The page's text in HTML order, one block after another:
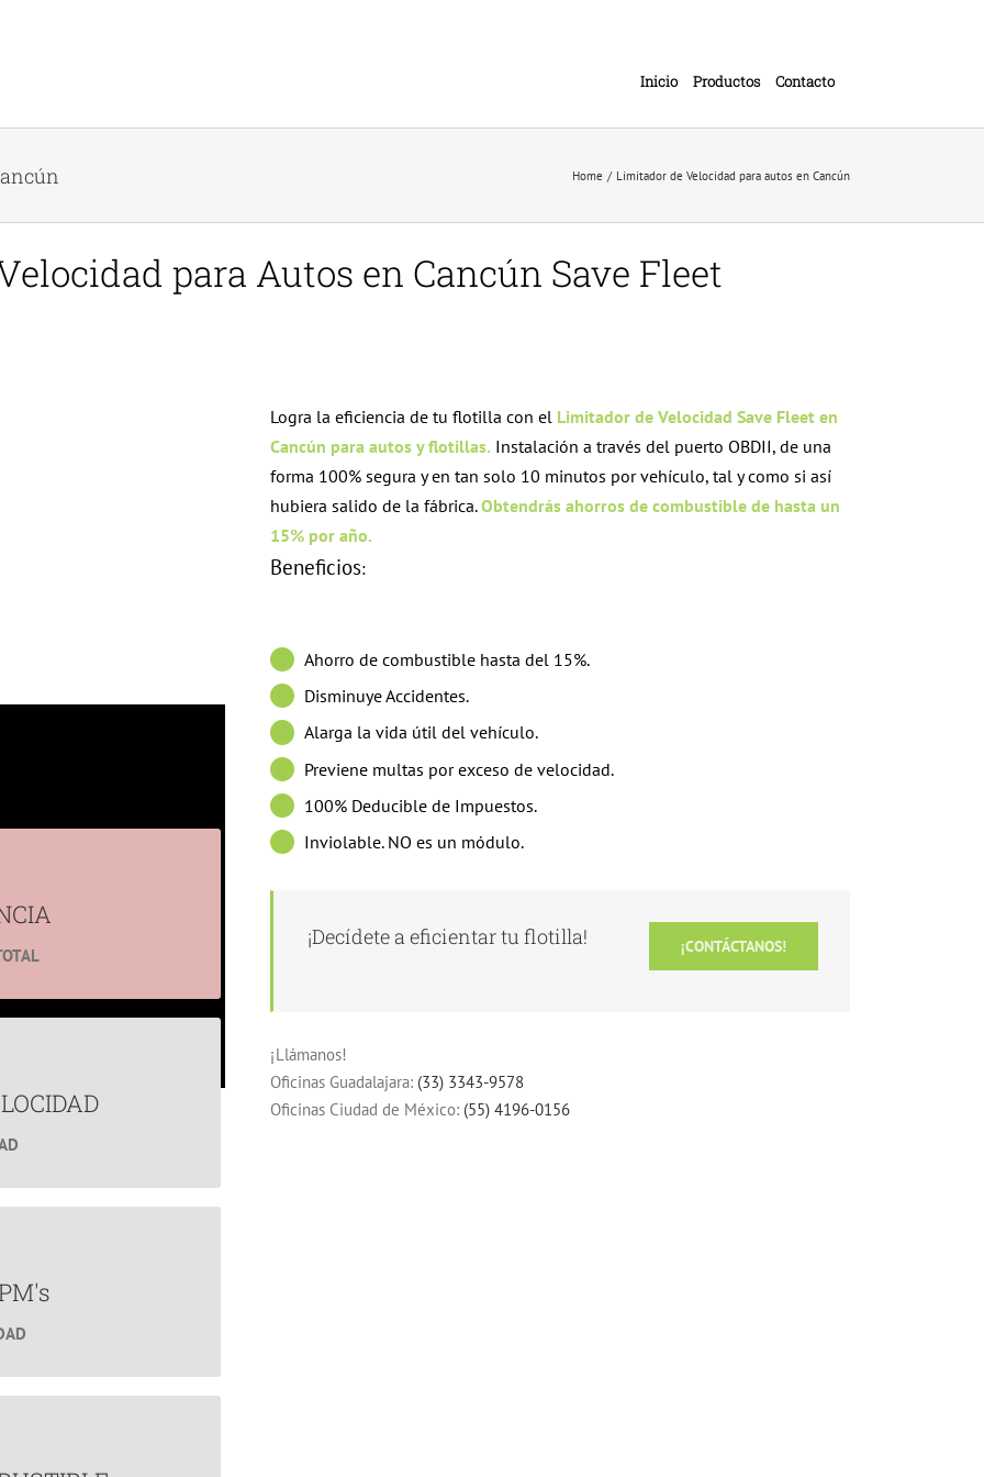
Inicio Productos Contacto
Home Limitador de Velocidad para autos en Cancún
para Autos en Cancún Save Fleet
e incrementa la vida
tu flotilla?
Logra la eficiencia de tu flotilla con el Limitador de Velocidad Save Fleet en
Cancún para autos y flotillas. Instalación a través del puerto OBDII, de una
forma 100% segura y en tan solo 10 minutos por vehículo, tal y como si así
hubiera salido de la fábrica. Obtendrás ahorros de combustible de hasta un
15% por año.
Beneficios:
Ahorro de combustible hasta del 15%.
Disminuye Accidentes.
Alarga la vida útil del vehículo.
Previene multas por exceso de velocidad.
100% Deducible de Impuestos.
Inviolable. NO es un módulo.
¡CONTÁCTANOS!
¡Decídete a eficientar tu flotilla!
¡Llámanos!
Oficinas Guadalajara: (33) 3343-9578
Oficinas Ciudad de México: (55) 4196-0156